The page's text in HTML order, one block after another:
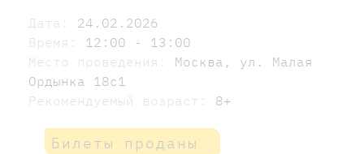
Дата: 24.02.2026
Время: 12:00 - 13:00
Место проведения: Москва, ул. Малая
Ордынка 18с1
Рекомендуемый возраст: 8+
Билеты проданы